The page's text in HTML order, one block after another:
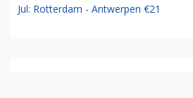
Jul: Rotterdam - Antwerpen €21